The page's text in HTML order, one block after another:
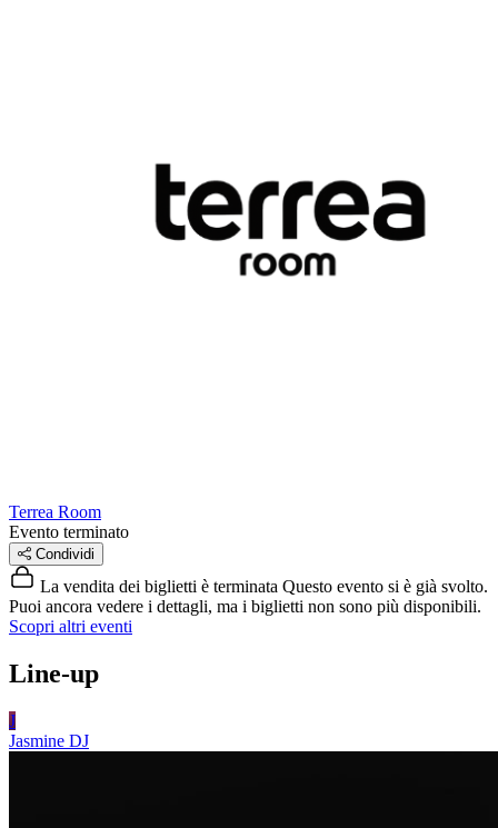
Terrea Room
Evento terminato
Condividi
La vendita dei biglietti è terminata Questo evento si è già svolto.
Puoi ancora vedere i dettagli, ma i biglietti non sono più disponibili.
Scopri altri eventi
Line-up
J
Jasmine DJ